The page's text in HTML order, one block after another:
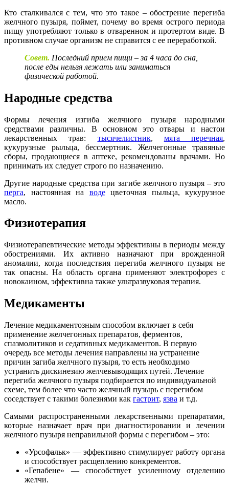
Кто сталкивался с тем, что это такое – обострение перегиба
желчного пузыря, поймет, почему во время острого периода
пищу употребляют только в отваренном и протертом виде. В
противном случае организм не справится с ее переработкой.
Совет. Последний прием пищи – за 4 часа до сна,
после еды нельзя лежать или заниматься
физической работой.
Народные средства
Формы лечения изгиба желчного пузыря народными
средствами различны. В основном это отвары и настои
лекарственных трав: тысячелистник, мята перечная,
кукурузные рыльца, бессмертник. Желчегонные травяные
сборы, продающиеся в аптеке, рекомендованы врачами. Но
принимать их следует строго по назначению.
Другие народные средства при загибе желчного пузыря – это
перга, настоянная на водецветочная пыльца, кукурузное
масло.
Физиотерапия
Физиотерапевтические методы эффективны в периоды между
обострениями. Их активно назначают при врожденной
аномалии, когда последствия перегиба желчного пузыря не
так опасны. На область органа применяют электрофорез с
новокаином, эффективна также ультразвуковая терапия.
Медикаменты
Лечение медикаментозным способом включает в себя
применение желчегонных препаратов, ферментов,
спазмолитиков и седативных медикаментов. В первую
очередь все методы лечения направлены на устранение
причин загиба желчного пузыря, то есть необходимо
устранить дискинезию желчевыводящих путей. Лечение
перегиба желчного пузыря подбирается по индивидуальной
схеме, тем более что часто желчный пузырь с перегибом
соседствует с такими болезнями как гастрит, язва и т.д.
Самыми распространенными лекарственными препаратами,
которые назначает врач при диагностировании и лечении
желчного пузыря неправильной формы с перегибом – это:
«Урсофальк» — эффективно стимулирует работу органа
и способствует расщеплению конкрементов.
«Гепабене» — способствует усиленному отделению
желчи.